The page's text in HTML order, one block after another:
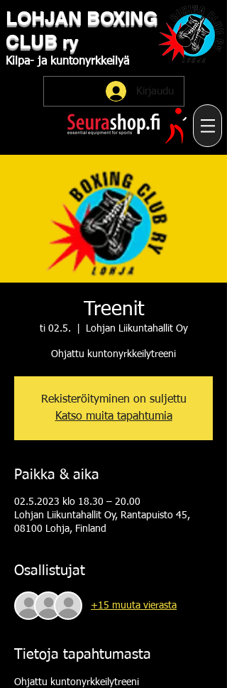
LOHJAN ​BOXING
CLUB ry
Kilpa- ja kuntonyrkkeilyä
Kirjaudu
Treenit
ti 02.5. Lohjan Liikuntahallit Oy
Ohjattu kuntonyrkkeilytreeni
Rekisteröityminen on suljettu
Katso muita tapahtumia
Paikka & aika
02.5.2023 klo 18.30 – 20.00
Lohjan Liikuntahallit Oy, Rantapuisto 45,
08100 Lohja, Finland
Osallistujat
+15 muuta vierasta
Tietoja tapahtumasta
Ohjattu kuntonyrkkeilytreeni